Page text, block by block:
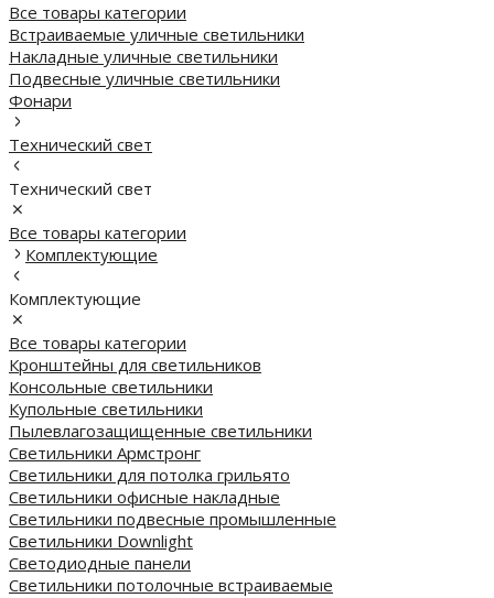
Все товары категории
Встраиваемые уличные светильники
Накладные уличные светильники
Подвесные уличные светильники
Фонари
Технический свет
Технический свет
Все товары категории
Комплектующие
Комплектующие
Все товары категории
Кронштейны для светильников
Консольные светильники
Купольные светильники
Пылевлагозащищенные светильники
Светильники Армстронг
Светильники для потолка грильято
Светильники офисные накладные
Светильники подвесные промышленные
Светильники Downlight
Светодиодные панели
Cветильники потолочные встраиваемые